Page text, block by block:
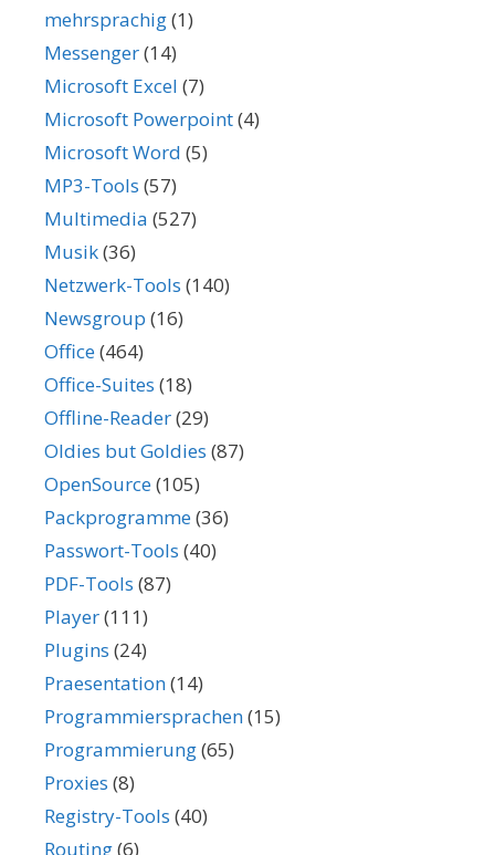
mehrsprachig(1)
Messenger(14)
Microsoft Excel (7)
Microsoft Powerpoint(4)
Microsoft Word (5)
MP3-Tools (57)
Multimedia (527)
Musik(36)
Netzwerk-Tools (140)
Newsgroup (16)
Office(464)
Office-Suites (18)
Offline-Reader(29)
Oldies but Goldies (87)
OpenSource(105)
Packprogramme(36)
Passwort-Tools (40)
PDF-Tools (87)
Player(111)
Plugins (24)
Praesentation(14)
Programmiersprachen(15)
Programmierung(65)
Proxies (8)
Registry-Tools (40)
Routing(6)